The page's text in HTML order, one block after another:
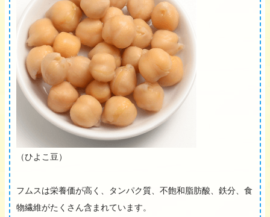
（ひよこ豆）
フムスは栄養価が高く、タンパク質、不飽和脂肪酸、鉄分、食
物繊維がたくさん含まれています。